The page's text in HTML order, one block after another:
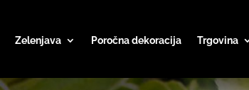
Zelenjava Poročna dekoracija Trgovina